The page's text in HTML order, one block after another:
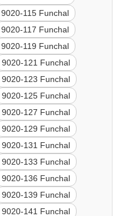
9020-115 Funchal
9020-117 Funchal
9020-119 Funchal
9020-121 Funchal
9020-123 Funchal
9020-125 Funchal
9020-127 Funchal
9020-129 Funchal
9020-131 Funchal
9020-133 Funchal
9020-136 Funchal
9020-139 Funchal
9020-141 Funchal